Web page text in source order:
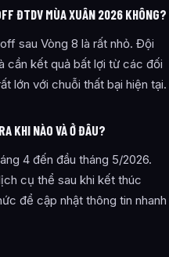
ĐTDV MÙA XUÂN 2026 KHÔNG?
sau Vòng 8 là rất nhỏ. Đội
cần kết quả bất lợi từ các đối
lớn với chuỗi thất bại hiện tại.
KHI NÀO VÀ Ở ĐÂU?
4 đến đầu tháng 5/2026.
cụ thể sau khi kết thúc
để cập nhật thông tin nhanh